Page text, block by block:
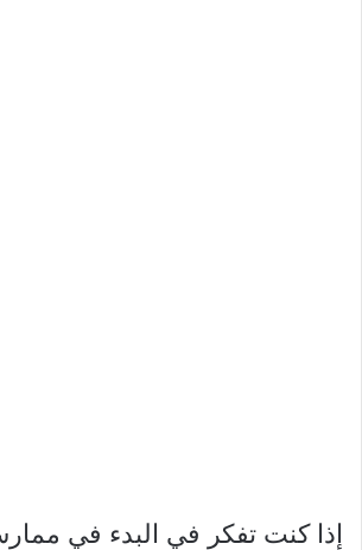
إذا كنت تفكر في البدء في